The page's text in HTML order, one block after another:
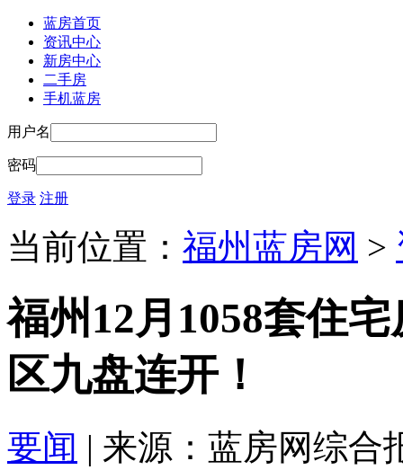
蓝房首页
资讯中心
新房中心
二手房
手机蓝房
用户名
密码
登录 注册
当前位置： 福州蓝房网 >
福州12月1058套住
区九盘连开！
要闻 | 来源：蓝房网综合